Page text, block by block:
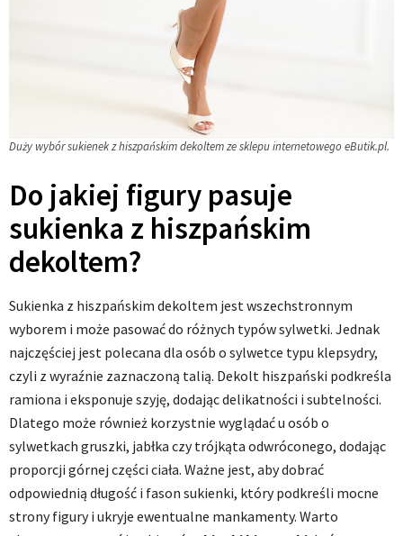
Duży wybór sukienek z hiszpańskim dekoltem ze sklepu internetowego eButik.pl.
Do jakiej figury pasuje
sukienka z hiszpańskim
dekoltem?
Sukienka z hiszpańskim dekoltem jest wszechstronnym
wyborem i może pasować do różnych typów sylwetki. Jednak
najczęściej jest polecana dla osób o sylwetce typu klepsydry,
czyli z wyraźnie zaznaczoną talią. Dekolt hiszpański podkreśla
ramiona i eksponuje szyję, dodając delikatności i subtelności.
Dlatego może również korzystnie wyglądać u osób o
sylwetkach gruszki, jabłka czy trójkąta odwróconego, dodając
proporcji górnej części ciała. Ważne jest, aby dobrać
odpowiednią długość i fason sukienki, który podkreśli mocne
strony figury i ukryje ewentualne mankamenty. Warto